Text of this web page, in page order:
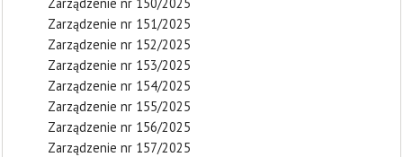
Zarządzenie nr 151/2025
Zarządzenie nr 152/2025
Zarządzenie nr 153/2025
Zarządzenie nr 154/2025
Zarządzenie nr 155/2025
Zarządzenie nr 156/2025
Zarządzenie nr 157/2025